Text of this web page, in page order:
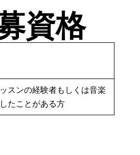
資格
スンの経験者もしくは音楽
たことがある方